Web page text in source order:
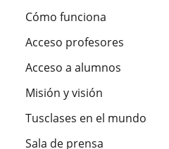
Cómo funciona
Acceso profesores
Acceso a alumnos
Misión y visión
Tusclases en el mundo
Sala de prensa